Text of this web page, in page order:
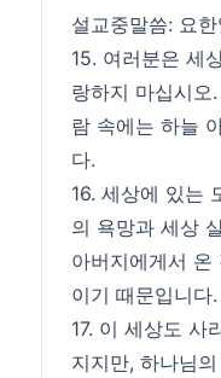
설교중말씀: 요
15. 여러분은 세
랑하지 마십시오
람 속에는 하늘
다.
16. 세상에 있는
의 욕망과 세상
아버지에게서 온
이기 때문입니다.
17. 이 세상도 사
지지만, 하나님